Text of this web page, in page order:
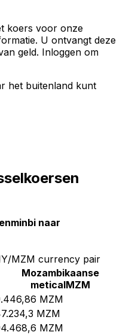
koers voor onze
U ontvangt deze
geld. Inloggen om
het buitenland kunt
naar
MZM currency pair
Mozambikaanse
meticalMZM
MZM
MZM
MZM